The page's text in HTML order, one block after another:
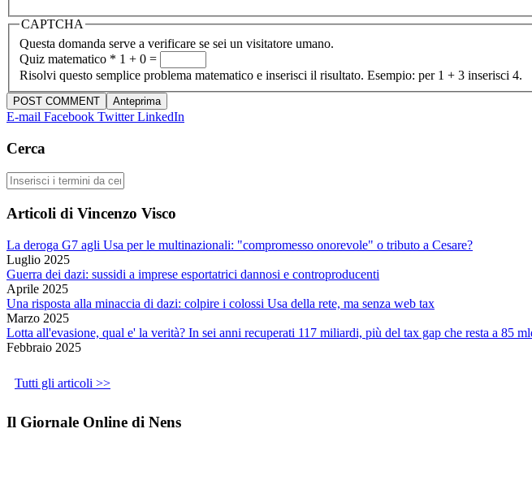
CAPTCHA
Questa domanda serve a verificare se sei un visitatore umano.
Quiz matematico * 1 + 0 =
Risolvi questo semplice problema matematico e inserisci il risultato. Esempio: per 1 + 3 inserisci 4.
E-mail Facebook TwitterLinkedIn
Cerca
Cerca
Articoli di Vincenzo Visco
La deroga G7 agli Usa per le multinazionali: "compromesso onorevole" o tributo a Cesare?
Luglio 2025
Guerra dei dazi: sussidi a imprese esportatrici dannosi e controproducenti
Aprile 2025
Una risposta alla minaccia di dazi: colpire i colossi Usa della rete, ma senza web tax
Marzo 2025
Lotta all'evasione, qual e' la verità? In sei anni recuperati 117 miliardi, più del tax gap che resta a 85
Febbraio 2025
Tutti gli articoli >>
Il Giornale Online di Nens